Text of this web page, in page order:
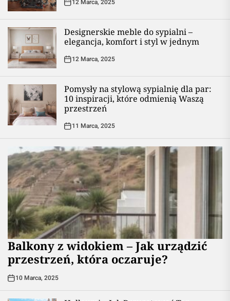
12 Marca, 2025
Designerskie meble do sypialni –
elegancja, komfort i styl w jednym
12 Marca, 2025
Pomysły na stylową sypialnię dla par:
10 inspiracji, które odmienią Waszą
przestrzeń
11 Marca, 2025
Balkony z widokiem – Jak urządzić
przestrzeń, która oczaruje?
10 Marca, 2025